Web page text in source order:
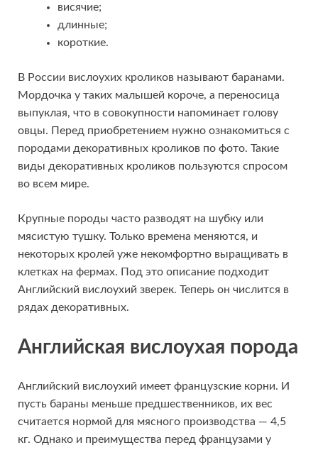
висячие;
длинные;
короткие.
В России вислоухих кроликов называют баранами.
Мордочка у таких малышей короче, а переносица
выпуклая, что в совокупности напоминает голову
овцы. Перед приобретением нужно ознакомиться с
породами декоративных кроликов по фото. Такие
виды декоративных кроликов пользуются спросом
во всем мире.
Крупные породы часто разводят на шубку или
мясистую тушку. Только времена меняются, и
некоторых кролей уже некомфортно выращивать в
клетках на фермах. Под это описание подходит
Английский вислоухий зверек. Теперь он числится в
рядах декоративных.
Английская вислоухая порода
Английский вислоухий имеет французские корни. И
пусть бараны меньше предшественников, их вес
считается нормой для мясного производства — 4,5
кг. Однако и преимущества перед французами у